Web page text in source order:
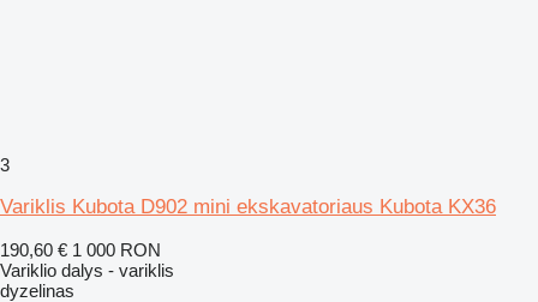
3
Variklis Kubota D902 mini ekskavatoriaus Kubota KX36
190,60 € 1 000 RON
Variklio dalys - variklis
dyzelinas